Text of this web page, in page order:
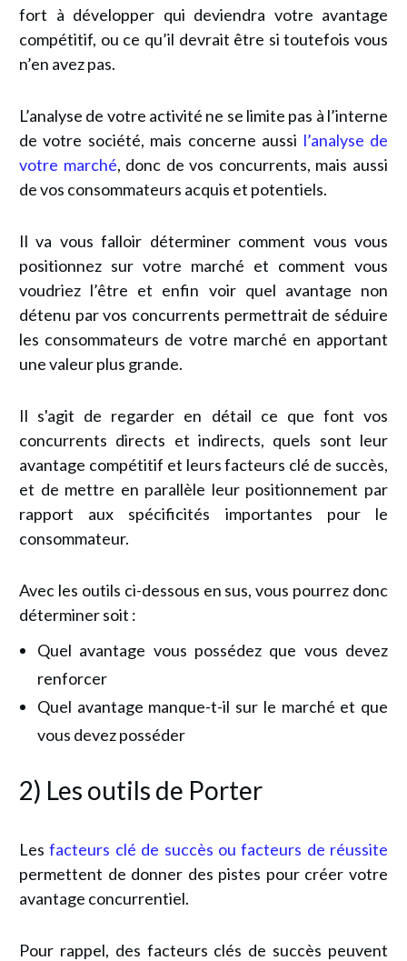
fort à développer qui deviendra votre avantage
compétitif, ou ce qu’il devrait être si toutefois vous
n’en avez pas.
L’analyse de votre activité ne se limite pas à l’interne
de votre société, mais concerne aussi l’analyse de
votre marché, donc de vos concurrents, mais aussi
de vos consommateurs acquis et potentiels.
Il va vous falloir déterminer comment vous vous
positionnez sur votre marché et comment vous
voudriez l’être et enfin voir quel avantage non
détenu par vos concurrents permettrait de séduire
les consommateurs de votre marché en apportant
une valeur plus grande.
Il s'agit de regarder en détail ce que font vos
concurrents directs et indirects, quels sont leur
avantage compétitif et leurs facteurs clé de succès,
et de mettre en parallèle leur positionnement par
rapport aux spécificités importantes pour le
consommateur.
Avec les outils ci-dessous en sus, vous pourrez donc
déterminer soit :
Quel avantage vous possédez que vous devez
renforcer
Quel avantage manque-t-il sur le marché et que
vous devez posséder
2) Les outils de Porter
Lesfacteurs clé de succès ou facteurs de réussite
permettent de donner des pistes pour créer votre
avantage concurrentiel.
Pour rappel, des facteurs clés de succès peuvent